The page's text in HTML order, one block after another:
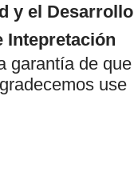
y el Desarrollo
Intepretación
garantía de que
use